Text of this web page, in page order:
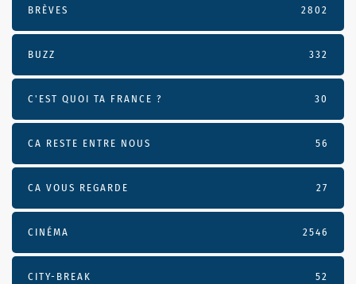
BRÈVES 2802
BUZZ 332
C'EST QUOI TA FRANCE ? 30
CA RESTE ENTRE NOUS 56
CA VOUS REGARDE 27
CINÉMA 2546
CITY-BREAK 52